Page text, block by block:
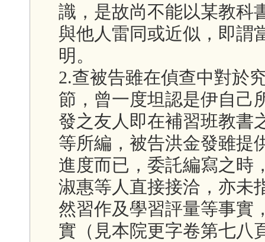
識，是故尚不能以某教科
與他人雷同或近似，即謂
明。
2.查被告雖在偵查中對於
節，曾一度坦認是伊自己
發之友人即在補習班教書
等所編，被告洪金發雖提
進度而已，委託編寫之時
淑惠等人直接接洽，亦未
然習作及學習評量等事實
實（見本院更字卷第七八